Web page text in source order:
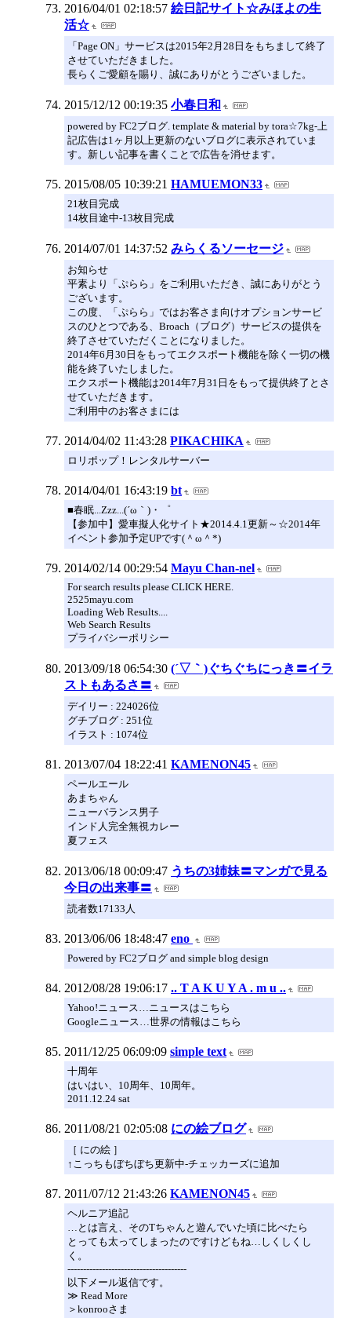
2016/04/01 02:18:57 絵日記サイト☆みほよの生
活☆
「Page ON」サービスは2015年2月28日をもちまして終了
させていただきました。
長らくご愛顧を賜り、誠にありがとうございました。
2015/12/12 00:19:35 小春日和
powered by FC2ブログ. template & material by tora☆7kg-上
記広告は1ヶ月以上更新のないブログに表示されていま
す。新しい記事を書くことで広告を消せます。
2015/08/05 10:39:21 HAMUEMON33
21枚目完成
14枚目途中-13枚目完成
2014/07/01 14:37:52 みらくるソーセージ
お知らせ
平素より「ぷらら」をご利用いただき、誠にありがとう
ございます。
この度、「ぷらら」ではお客さま向けオプションサービ
スのひとつである、Broach（ブログ）サービスの提供を
終了させていただくことになりました。
2014年6月30日をもってエクスポート機能を除く一切の機
能を終了いたしました。
エクスポート機能は2014年7月31日をもって提供終了とさ
せていただきます。
ご利用中のお客さまには
2014/04/02 11:43:28 PIKACHIKA
ロリポップ！レンタルサーバー
2014/04/01 16:43:19 bt
■春眠...Zzz...(´ω｀)・゜
【参加中】愛車擬人化サイト★2014.4.1更新～☆2014年
イベント参加予定UPです(＾ω＾*)
2014/02/14 00:29:54 Mayu Chan-nel
For search results please CLICK HERE.
2525mayu.com
Loading Web Results....
Web Search Results
プライバシーポリシー
2013/09/18 06:54:30 (´▽｀)ぐちぐちにっき〓イラ
ストもあるさ〓
デイリー : 224026位
グチブログ : 251位
イラスト : 1074位
2013/07/04 18:22:41 KAMENON45
ペールエール
あまちゃん
ニューバランス男子
インド人完全無視カレー
夏フェス
2013/06/18 00:09:47 うちの3姉妹〓マンガで見る
今日の出来事〓
読者数17133人
2013/06/06 18:48:47 eno
Powered by FC2ブログ and simple blog design
2012/08/28 19:06:17 .. T A K U Y A . m u ..
Yahoo!ニュース…ニュースはこちら
Googleニュース…世界の情報はこちら
2011/12/25 06:09:09 simple text
十周年
はいはい、10周年、10周年。
2011.12.24 sat
2011/08/21 02:05:08 にの絵ブログ
［ にの絵 ］
↑こっちもぼちぼち更新中-チェッカーズに追加
2011/07/12 21:43:26 KAMENON45
ヘルニア追記
…とは言え、そのTちゃんと遊んでいた頃に比べたら
とっても太ってしまったのですけどもね…しくしくし
く。
--------------------------------------
以下メール返信です。
≫ Read More
＞konrooさま